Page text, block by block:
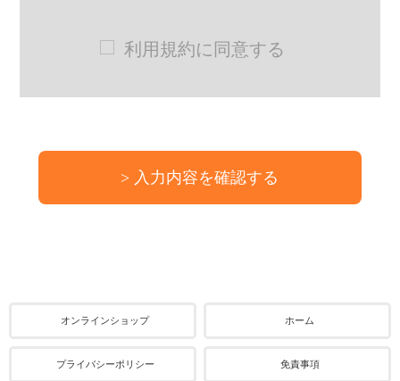
2. 個人情報の利用目的
(1)お客様に関する個人情報
① 弊社のサービスや商品をご紹介する場合
② 弊社の月額会員制保守サービス及び技術サービスの提供、スマ
のため利用する場合
ス等の構築を目的とするものではありません。映像・画像データ保
管のセキュリティも都度更新しております。
利用規約に同意する
オンラインショップ ホーム
プライバシーポリシー 免責事項